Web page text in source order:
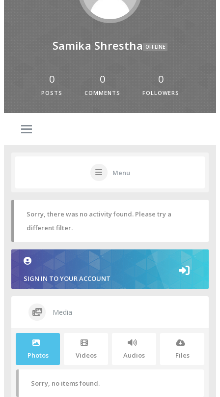
Samika Shrestha OFFLINE
0
POSTS
0
COMMENTS
0
FOLLOWERS
Menu
Sorry, there was no activity found. Please try a
different filter.
SIGN IN TO YOUR ACCOUNT
Media
Photos Videos Audios Files
Sorry, no items found.